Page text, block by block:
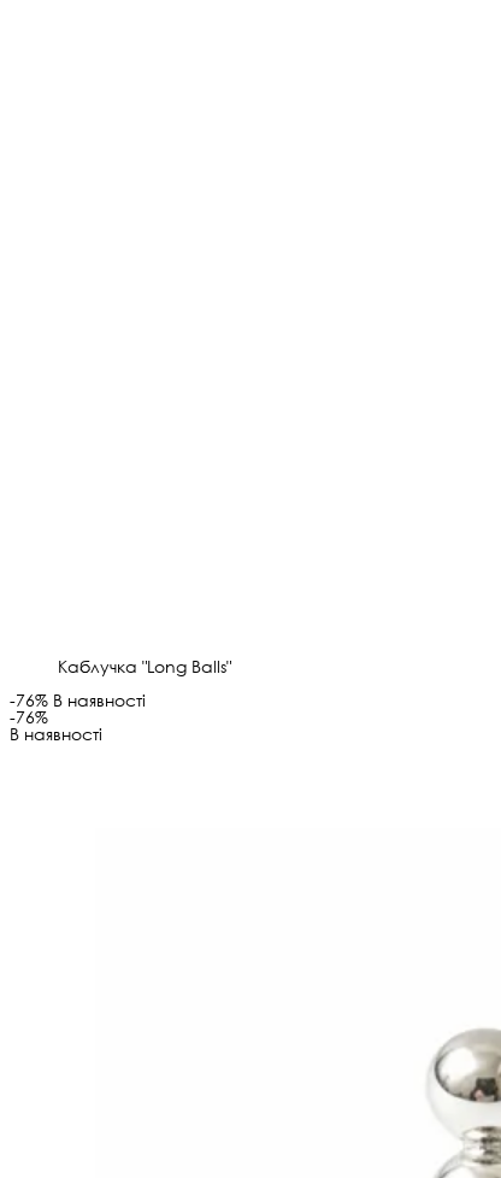
Каблучка "Long Balls"
-76% В наявності
-76%
В наявності